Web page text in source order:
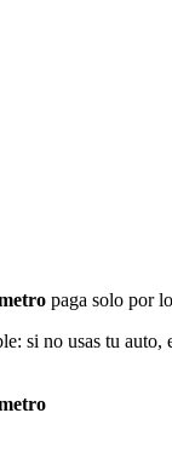
paga solo por
si no usas tu auto,